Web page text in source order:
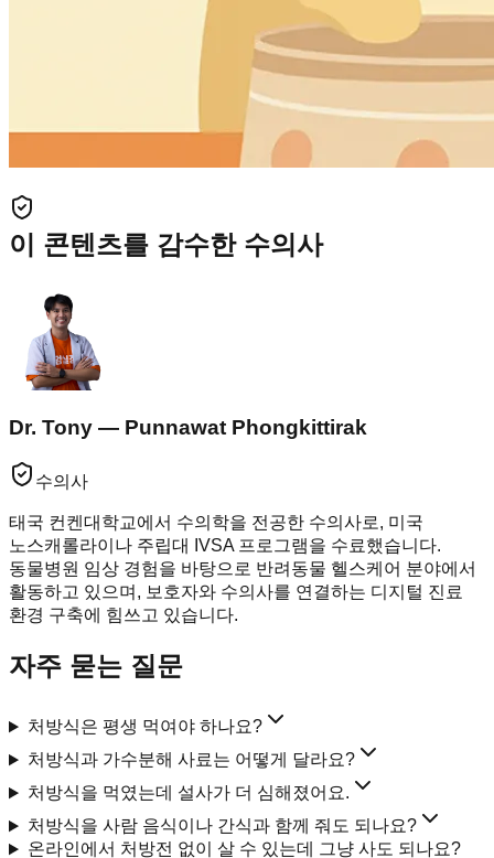
이 콘텐츠를 감수한 수의사
Dr. Tony — Punnawat Phongkittirak
수의사
태국 컨켄대학교에서 수의학을 전공한 수의사로, 미국
노스캐롤라이나 주립대 IVSA 프로그램을 수료했습니다.
동물병원 임상 경험을 바탕으로 반려동물 헬스케어 분야에서
활동하고 있으며, 보호자와 수의사를 연결하는 디지털 진료
환경 구축에 힘쓰고 있습니다.
자주 묻는 질문
처방식은 평생 먹여야 하나요?
처방식과 가수분해 사료는 어떻게 달라요?
처방식을 먹였는데 설사가 더 심해졌어요.
처방식을 사람 음식이나 간식과 함께 줘도 되나요?
온라인에서 처방전 없이 살 수 있는데 그냥 사도 되나요?